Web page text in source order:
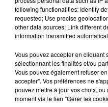
20 juillet 2026
UNE ADOLESCENTE
OPÉRER DE LA
La famille a porté
reconnu sa
excuses.
TITRES DIFFUSÉS
9h28
9h28
following functionalities: Identify
requested; Use precise
other data sources; Link different
information transmitted
Vous pouvez accepter en cliquant
sélectionnant les finalités et/ou
Vous pouvez également refuser
accepter". Vos préférences ne
pouvez mettre à jour vos choix,
moment via le lien "Gérer les